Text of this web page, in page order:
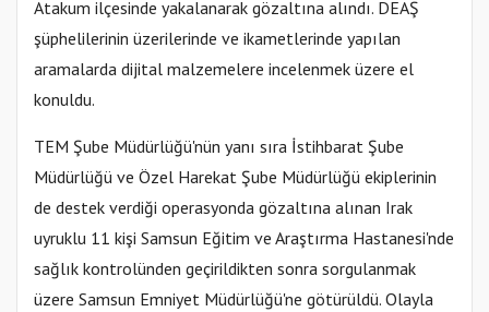
Atakum ilçesinde yakalanarak gözaltına alındı. DEAŞ
şüphelilerinin üzerilerinde ve ikametlerinde yapılan
aramalarda dijital malzemelere incelenmek üzere el
konuldu.
TEM Şube Müdürlüğü'nün yanı sıra İstihbarat Şube
Müdürlüğü ve Özel Harekat Şube Müdürlüğü ekiplerinin
de destek verdiği operasyonda gözaltına alınan Irak
uyruklu 11 kişi Samsun Eğitim ve Araştırma Hastanesi'nde
sağlık kontrolünden geçirildikten sonra sorgulanmak
üzere Samsun Emniyet Müdürlüğü'ne götürüldü. Olayla